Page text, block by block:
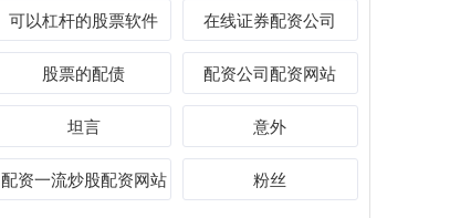
可以杠杆的股票软件 在线证券配资公司
股票的配债 配资公司配资网站
坦言 意外
配资一流炒股配资网站 粉丝